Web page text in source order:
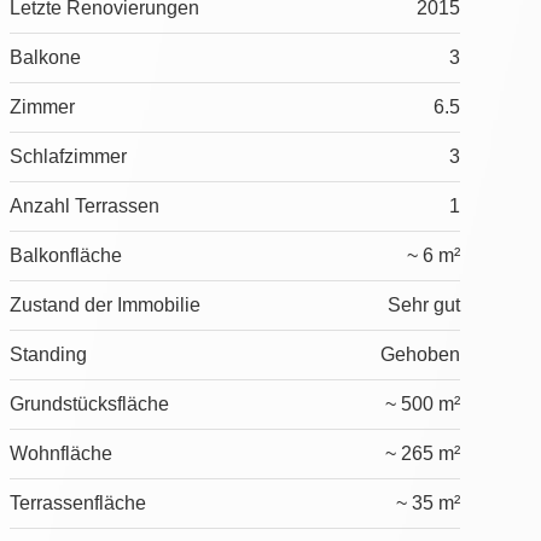
Letzte Renovierungen 2015
Balkone 3
Zimmer 6.5
Schlafzimmer 3
Anzahl Terrassen 1
Balkonfläche ~ 6 m²
Zustand der Immobilie Sehr gut
Standing Gehoben
Grundstücksfläche ~ 500 m²
Wohnfläche ~ 265 m²
Terrassenfläche ~ 35 m²